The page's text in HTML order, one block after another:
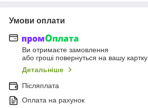
Умови оплати
Ви отримаєте замовлення
або гроші повернуться на вашу картку
Детальніше
Післяплата
Оплата на рахунок